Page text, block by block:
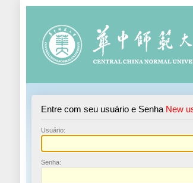
Entre com seu usuário e Senha New
Usuário:
Senha: